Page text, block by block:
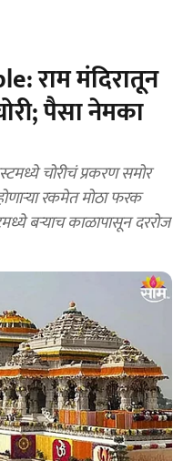
राम मंदिरातून
पैसा नेमका
रकमेत मोठा फरक
बऱ्याच काळापासून दररोज